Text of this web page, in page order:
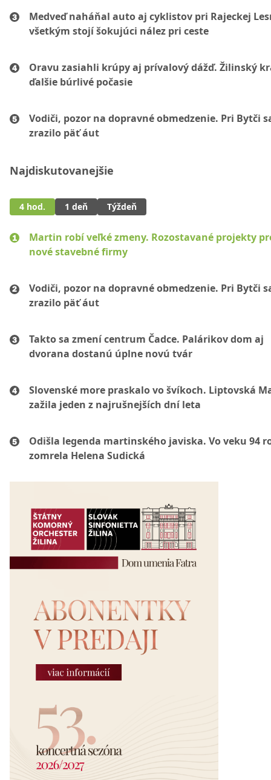
Medveď naháňal auto aj cyklistov pri Rajeckej
všetkým stojí šokujúci nález pri ceste
Oravu zasiahli krúpy aj prívalový dážď. Žilinský
ďalšie búrlivé počasie
Vodiči, pozor na dopravné obmedzenie. Pri Bytči
zrazilo päť áut
Najdiskutovanejšie
4 hod. 1 deň Týždeň
Martin robí veľké zmeny. Rozostavané projekty
nové stavebné firmy
Vodiči, pozor na dopravné obmedzenie. Pri Bytči
zrazilo päť áut
Takto sa zmení centrum Čadce. Palárikov dom aj
dvorana dostanú úplne novú tvár
Slovenské more praskalo vo švíkoch. Liptovská
zažila jeden z najrušnejších dní leta
Odišla legenda martinského javiska. Vo veku 94
zomrela Helena Sudická